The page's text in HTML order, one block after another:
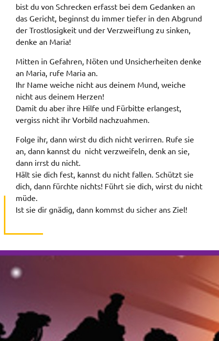
bist du von Schrecken erfasst bei dem Gedanken an
das Gericht, beginnst du immer tiefer in den Abgrund
der Trostlosigkeit und der Verzweiflung zu sinken,
denke an Maria!
Mitten in Gefahren, Nöten und Unsicherheiten denke
an Maria, rufe Maria an.
Ihr Name weiche nicht aus deinem Mund, weiche
nicht aus deinem Herzen!
Damit du aber ihre Hilfe und Fürbitte erlangest,
vergiss nicht ihr Vorbild nachzuahmen.
Folge ihr, dann wirst du dich nicht verirren. Rufe sie
an, dann kannst du nicht verzweifeln, denk an sie,
dann irrst du nicht.
Hält sie dich fest, kannst du nicht fallen. Schützt sie
dich, dann fürchte nichts! Führt sie dich, wirst du nicht
müde.
Ist sie dir gnädig, dann kommst du sicher ans Ziel!